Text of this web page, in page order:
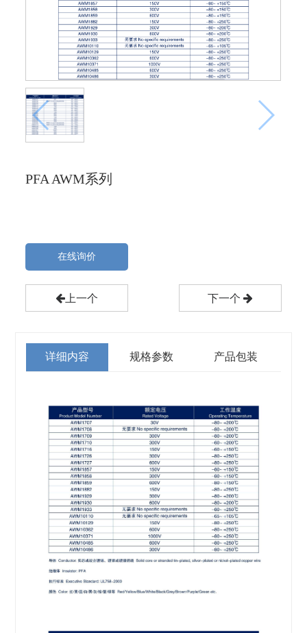
PFA AWM系列
在线询价
上一个 下一个
详细内容 规格参数 产品包装